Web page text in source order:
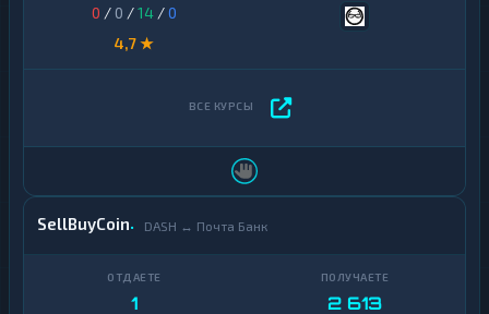
0 / 0 /14 /0
4,7 ★
SellBuyCoin DASH ↔ Почта Банк
1 2 613